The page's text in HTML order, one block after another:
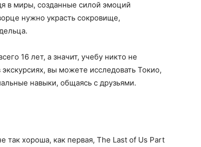
в миры, созданные силой эмоций
нужно украсть сокровище,
16 лет, а значит, учебу никто не
вы можете исследовать Токио,
навыки, общаясь с друзьями.
так хороша, как первая, The Last of Us Part